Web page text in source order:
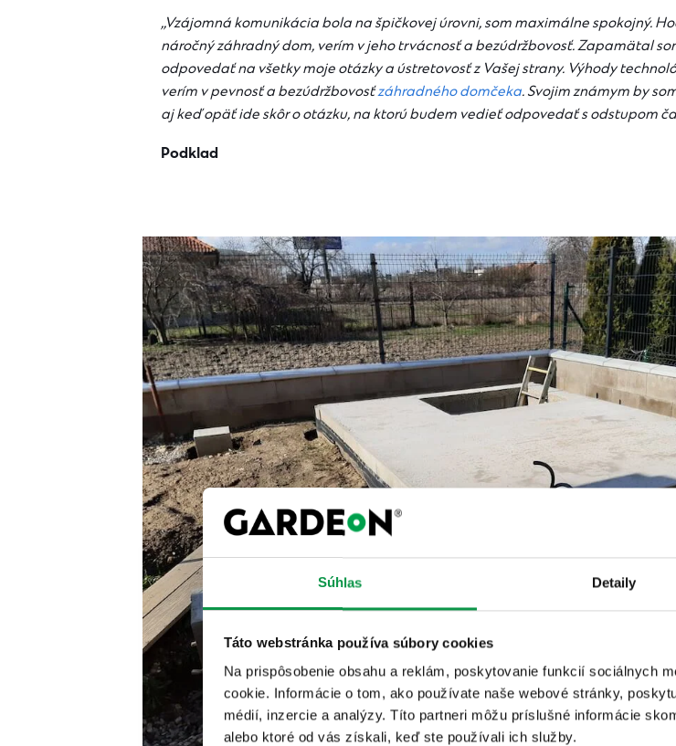
Súhlas Detaily
Táto webstránka používa súbory cookies
Na prispôsobenie obsahu a reklám, poskytovanie funkcií sociálnych
cookie. Informácie o tom, ako používate naše webové stránky,
médií, inzercie a analýzy. Títo partneri môžu príslušné informácie
alebo ktoré od vás získali, keď ste používali ich služby.
,,Vzájomná komunikácia bola na špičkovej úrovni, som maximálne spokojný.
náročný záhradný dom, verím v jeho trvácnosť a bezúdržbovosť. Zapamätal
odpovedať na všetky moje otázky a ústretovosť z Vašej strany. Výhody
verím v pevnosť a bezúdržbovosťzáhradného domčeka. Svojim známym by
aj keď opäť ide skôr o otázku, na ktorú budem vedieť odpovedať s odstupom
Podklad